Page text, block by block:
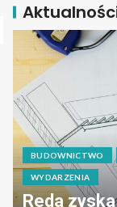
BUDOWNICTWO
WYDARZENIA
Reda